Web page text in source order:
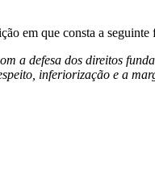
em que consta a seguinte
a defesa dos direitos
inferiorização e a